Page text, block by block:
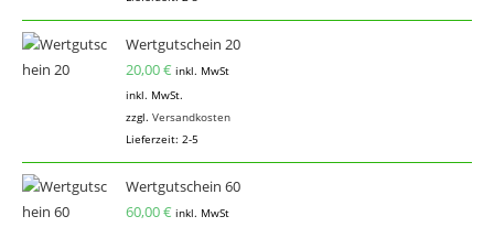
Wertgutschein 20
20,00€ inkl. MwSt
inkl. MwSt.
zzgl. Versandkosten
Lieferzeit: 2-5
Wertgutschein 60
60,00€ inkl. MwSt